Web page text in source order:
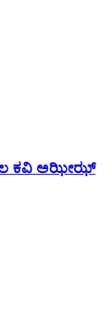
ಕವಿ ಅಝೀಝ್